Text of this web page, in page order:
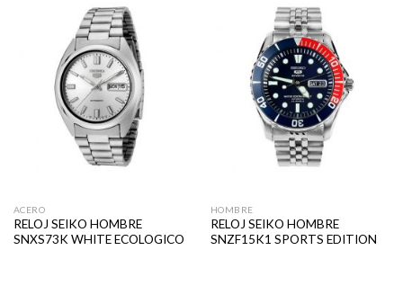
ACERO
RELOJ SEIKO HOMBRE
SNXS73K WHITE ECOLOGICO
HOMBRE
RELOJ SEIKO HOMBRE
SNZF15K1 SPORTS EDITION